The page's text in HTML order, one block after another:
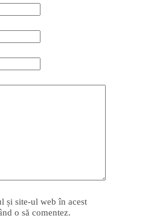
și site-ul web în acest
o să comentez.